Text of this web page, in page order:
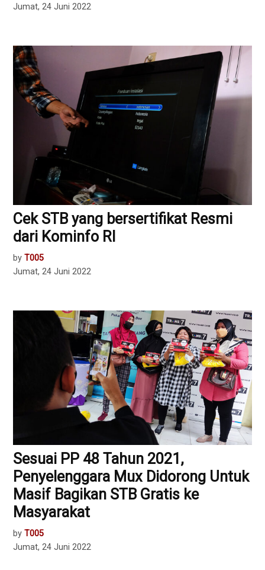
Jumat, 24 Juni 2022
Cek STB yang bersertifikat Resmi
dari Kominfo RI
by T005
Jumat, 24 Juni 2022
Sesuai PP 48 Tahun 2021,
Penyelenggara Mux Didorong Untuk
Masif Bagikan STB Gratis ke
Masyarakat
by T005
Jumat, 24 Juni 2022